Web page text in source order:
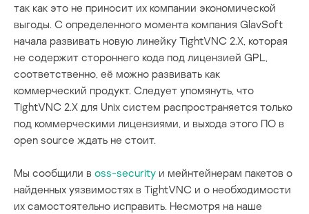
так как это не приносит их компании экономической
выгоды. С определенного момента компания GlavSoft
начала развивать новую линейку TightVNC 2.X, которая
не содержит стороннего кода под лицензией GPL,
соответственно, её можно развивать как
коммерческий продукт. Следует упомянуть, что
TightVNC 2.X для Unix систем распространяется только
под коммерческими лицензиями, и выхода этого ПО в
open source ждать не стоит.
Мы сообщили в oss-security и мейнтейнерам пакетов о
найденных уязвимостях в TightVNC и о необходимости
их самостоятельно исправить. Несмотря на наше